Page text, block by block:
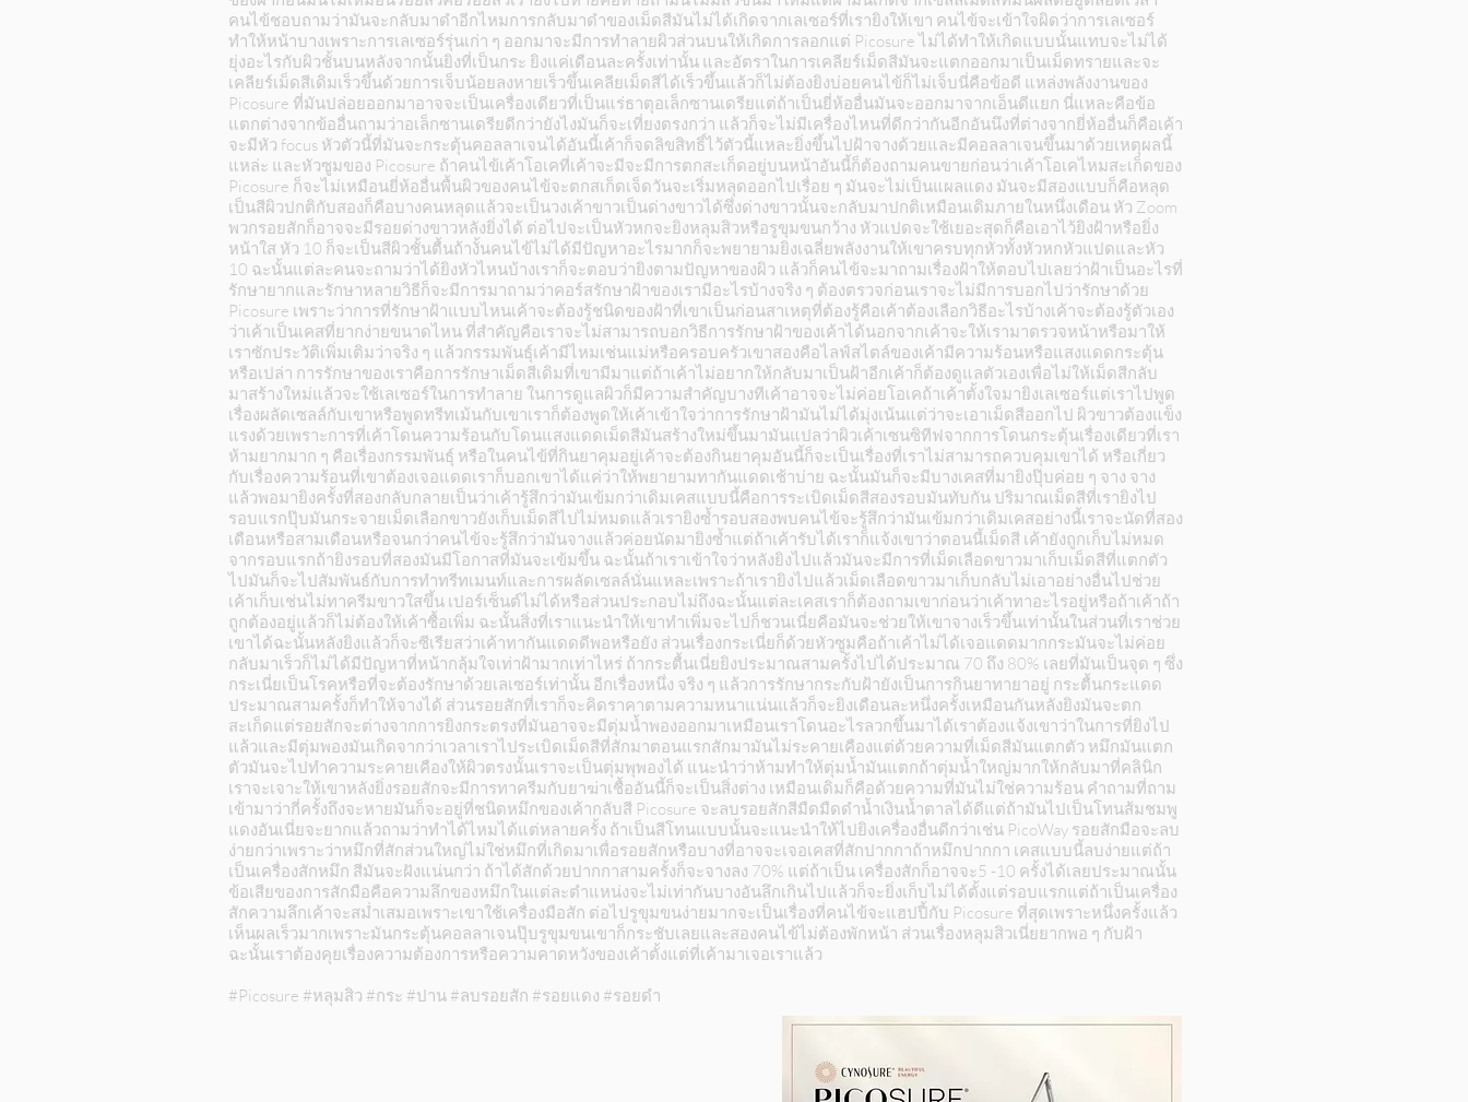
คนไข้ชอบถามว่ามันจะกลับมาดำอีกไหมการกลับมาดำของเม็ดสีมันไม่ได้เกิดจากเลเซอร์ที่เรายิงให้เขา คนไข้จะเข้าใจผิดว่าการเลเซอร์
ทำให้หน้าบางเพราะการเลเซอร์รุ่นเก่า ๆ ออกมาจะมีการทำลายผิวส่วนบนให้เกิดการลอกแต่ Picosure ไม่ได้ทำให้เกิดแบบนั้นแทบจะไม่ได้
ยุ่งอะไรกับผิวชั้นบนหลังจากนั้นยิงที่เป็นกระ ยิงแค่เดือนละครั้งเท่านั้น และอัตราในการเคลียร์เม็ดสีมันจะแตกออกมาเป็นเม็ดทรายและจะ
เคลียร์เม็ดสีเดิมเร็วขึ้นด้วยการเจ็บน้อยลงหายเร็วขึ้นเคลียเม็ดสีได้เร็วขึ้นแล้วก็ไม่ต้องยิงบ่อยคนไข้ก็ไม่เจ็บนี่คือข้อดี แหล่งพลังงานของ
Picosure ที่มันปล่อยออกมาอาจจะเป็นเครื่องเดียวที่เป็นแร่ธาตุอเล็กซานเดรียแต่ถ้าเป็นยี่ห้ออื่นมันจะออกมาจากเอ็นดีแยก นี่แหละคือข้อ
แตกต่างจากข้ออื่นถามว่าอเล็กซานเดรียดีกว่ายังไงมันก็จะเที่ยงตรงกว่า แล้วก็จะไม่มีเครื่องไหนที่ดีกว่ากันอีกอันนึงที่ต่างจากยี่ห้ออื่นก็คือเค้า
จะมีหัว focus หัวตัวนี้ที่มันจะกระตุ้นคอลลาเจนได้อันนี้เค้าก็จดลิขสิทธิ์ไว้ตัวนี้แหละยิ่งขึ้นไปฝ้าจางด้วยและมีคอลลาเจนขึ้นมาด้วยเหตุผลนี้
แหล่ะ และหัวซูมของ Picosure ถ้าคนไข้เค้าโอเคที่เค้าจะมีจะมีการตกสะเก็ดอยู่บนหน้าอันนี้ก็ต้องถามคนขายก่อนว่าเค้าโอเคไหมสะเก็ดของ
Picosure ก็จะไม่เหมือนยี่ห้ออื่นพื้นผิวของคนไข้จะตกสเก็ดเจ็ดวันจะเริ่มหลุดออกไปเรื่อย ๆ มันจะไม่เป็นแผลแดง มันจะมีสองแบบก็คือหลุด
เป็นสีผิวปกติกับสองก็คือบางคนหลุดแล้วจะเป็นวงเค้าขาวเป็นด่างขาวได้ซึ่งด่างขาวนั้นจะกลับมาปกติเหมือนเดิมภายในหนึ่งเดือน หัว Zoom
พวกรอยสักก็อาจจะมีรอยด่างขาวหลังยิ่งได้ ต่อไปจะเป็นหัวหกจะยิงหลุมสิวหรือรูขุมขนกว้าง หัวแปดจะใช้เยอะสุดก็คือเอาไว้ยิงฝ้าหรือยิ่ง
หน้าใส หัว 10 ก็จะเป็นสีผิวชั้นตื้นถ้างั้นคนไข้ไม่ได้มีปัญหาอะไรมากก็จะพยายามยิงเฉลี่ยพลังงานให้เขาครบทุกหัวทั้งหัวหกหัวแปดและหัว
10 ฉะนั้นแต่ละคนจะถามว่าได้ยิงหัวไหนบ้างเราก็จะตอบว่ายิงตามปัญหาของผิว แล้วก็คนไข้จะมาถามเรื่องฝ้าให้ตอบไปเลยว่าฝ้าเป็นอะไรที่
รักษายากและรักษาหลายวิธีก็จะมีการมาถามว่าคอร์สรักษาฝ้าของเรามีอะไรบ้างจริง ๆ ต้องตรวจก่อนเราจะไม่มีการบอกไปว่ารักษาด้วย
Picosure เพราะว่าการที่รักษาฝ้าแบบไหนเค้าจะต้องรู้ชนิดของฝ้าที่เขาเป็นก่อนสาเหตุที่ต้องรู้คือเค้าต้องเลือกวิธีอะไรบ้างเค้าจะต้องรู้ตัวเอง
ว่าเค้าเป็นเคสที่ยากง่ายขนาดไหน ที่สำคัญคือเราจะไม่สามารถบอกวิธีการรักษาฝ้าของเค้าได้นอกจากเค้าจะให้เรามาตรวจหน้าหรือมาให้
เราซักประวัติเพิ่มเติมว่าจริง ๆ แล้วกรรมพันธุ์เค้ามีไหมเช่นแม่หรือครอบครัวเขาสองคือไลฟ์สไตล์ของเค้ามีความร้อนหรือแสงแดดกระตุ้น
หรือเปล่า การรักษาของเราคือการรักษาเม็ดสีเดิมที่เขามีมาแต่ถ้าเค้าไม่อยากให้กลับมาเป็นฝ้าอีกเค้าก็ต้องดูแลตัวเองเพื่อไม่ให้เม็ดสีกลับ
มาสร้างใหม่แล้วจะใช้เลเซอร์ในการทำลาย ในการดูแลผิวก็มีความสำคัญบางทีเค้าอาจจะไม่ค่อยโอเคถ้าเค้าตั้งใจมายิงเลเซอร์แต่เราไปพูด
เรื่องผลัดเซลล์กับเขาหรือพูดทรีทเม้นกับเขาเราก็ต้องพูดให้เค้าเข้าใจว่าการรักษาฝ้ามันไม่ได้มุ่งเน้นแต่ว่าจะเอาเม็ดสีออกไป ผิวขาวต้องแข็ง
แรงด้วยเพราะการที่เค้าโดนความร้อนกับโดนแสงแดดเม็ดสีมันสร้างใหม่ขึ้นมามันแปลว่าผิวเค้าเซนซิทีฟจากการโดนกระตุ้นเรื่องเดียวที่เรา
ห้ามยากมาก ๆ คือเรื่องกรรมพันธุ์ หรือในคนไข้ที่กินยาคุมอยู่เค้าจะต้องกินยาคุมอันนี้ก็จะเป็นเรื่องที่เราไม่สามารถควบคุมเขาได้ หรือเกี่ยว
กับเรื่องความร้อนที่เขาต้องเจอแดดเราก็บอกเขาได้แค่ว่าให้พยายามทากันแดดเช้าบ่าย ฉะนั้นมันก็จะมีบางเคสที่มายิงปุ๊บค่อย ๆ จาง จาง
แล้วพอมายิงครั้งที่สองกลับกลายเป็นว่าเค้ารู้สึกว่ามันเข้มกว่าเดิมเคสแบบนี้คือการระเบิดเม็ดสีสองรอบมันทับกัน ปริมาณเม็ดสีที่เรายิงไป
รอบแรกปุ๊บมันกระจายเม็ดเลือกขาวยังเก็บเม็ดสีไปไม่หมดแล้วเรายิงซ้ำรอบสองพบคนไข้จะรู้สึกว่ามันเข้มกว่าเดิมเคสอย่างนี้เราจะนัดที่สอง
เดือนหรือสามเดือนหรือจนกว่าคนไข้จะรู้สึกว่ามันจางแล้วค่อยนัดมายิงซ้ำแต่ถ้าเค้ารับได้เราก็แจ้งเขาว่าตอนนี้เม็ดสี เค้ายังถูกเก็บไม่หมด
จากรอบแรกถ้ายิงรอบที่สองมันมีโอกาสที่มันจะเข้มขึ้น ฉะนั้นถ้าเราเข้าใจว่าหลังยิงไปแล้วมันจะมีการที่เม็ดเลือดขาวมาเก็บเม็ดสีที่แตกตัว
ไปมันก็จะไปสัมพันธ์กับการทำทรีทเมนท์และการผลัดเซลล์นั่นแหละเพราะถ้าเรายิงไปแล้วเม็ดเลือดขาวมาเก็บกลับไม่เอาอย่างอื่นไปช่วย
เค้าเก็บเช่นไม่ทาครีมขาวใสขึ้น เปอร์เซ็นต์ไม่ได้หรือส่วนประกอบไม่ถึงฉะนั้นแต่ละเคสเราก็ต้องถามเขาก่อนว่าเค้าทาอะไรอยู่หรือถ้าเค้าถ้า
ถูกต้องอยู่แล้วก็ไม่ต้องให้เค้าซื้อเพิ่ม ฉะนั้นสิ่งที่เราแนะนำให้เขาทำเพิ่มจะไปก็ชวนเนี่ยคือมันจะช่วยให้เขาจางเร็วขึ้นเท่านั้นในส่วนที่เราช่วย
เขาได้ฉะนั้นหลังยิงแล้วก็จะซีเรียสว่าเค้าทากันแดดดีพอหรือยัง ส่วนเรื่องกระเนี่ยก็ด้วยหัวซูมคือถ้าเค้าไม่ได้เจอแดดมากกระมันจะไม่ค่อย
กลับมาเร็วก็ไม่ได้มีปัญหาที่หน้ากลุ้มใจเท่าฝ้ามากเท่าไหร่ ถ้ากระตื้นเนี่ยยิงประมาณสามครั้งไปได้ประมาณ 70 ถึง 80% เลยที่มันเป็นจุด ๆ ซึ่ง
กระเนี่ยเป็นโรคหรือที่จะต้องรักษาด้วยเลเซอร์เท่านั้น อีกเรื่องหนึ่ง จริง ๆ แล้วการรักษากระกับฝ้ายังเป็นการกินยาทายาอยู่ กระตื้นกระแดด
ประมาณสามครั้งก็ทำให้จางได้ ส่วนรอยสักที่เราก็จะคิดราคาตามความหนาแน่นแล้วก็จะยิงเดือนละหนึ่งครั้งเหมือนกันหลังยิงมันจะตก
สะเก็ดแต่รอยสักจะต่างจากการยิงกระตรงที่มันอาจจะมีตุ่มน้ำพองออกมาเหมือนเราโดนอะไรลวกขึ้นมาได้เราต้องแจ้งเขาว่าในการที่ยิงไป
แล้วและมีตุ่มพองมันเกิดจากว่าเวลาเราไประเบิดเม็ดสีที่สักมาตอนแรกสักมามันไม่ระคายเคืองแต่ด้วยความที่เม็ดสีมันแตกตัว หมึกมันแตก
ตัวมันจะไปทำความระคายเคืองให้ผิวตรงนั้นเราจะเป็นตุ่มพุพองได้ แนะนำว่าห้ามทำให้ตุ่มน้ำมันแตกถ้าตุ่มน้ำใหญ่มากให้กลับมาที่คลินิก
เราจะเจาะให้เขาหลังยิ่งรอยสักจะมีการทาครีมกับยาฆ่าเชื้ออันนี้ก็จะเป็นสิ่งต่าง เหมือนเดิมก็คือด้วยความที่มันไม่ใช่ความร้อน คำถามที่ถาม
เข้ามาว่ากี่ครั้งถึงจะหายมันก็จะอยู่ที่ชนิดหมึกของเค้ากลับสี Picosure จะลบรอยสักสีมืดมืดดำน้ำเงินน้ำตาลได้ดีแต่ถ้ามันไปเป็นโทนส้มชมพู
แดงอันเนี่ยจะยากแล้วถามว่าทำได้ไหมได้แต่หลายครั้ง ถ้าเป็นสีโทนแบบนั้นจะแนะนำให้ไปยิงเครื่องอื่นดีกว่าเช่น PicoWay รอยสักมือจะลบ
ง่ายกว่าเพราะว่าหมึกที่สักส่วนใหญ่ไม่ใช่หมึกที่เกิดมาเพื่อรอยสักหรือบางที่อาจจะเจอเคสที่สักปากกาถ้าหมึกปากกา เคสแบบนี้ลบง่ายแต่ถ้า
เป็นเครื่องสักหมึก สีมันจะฝังแน่นกว่า ถ้าได้สักด้วยปากกาสามครั้งก็จะจางลง 70% แต่ถ้าเป็น เครื่องสักก็อาจจะ5 -10 ครั้งได้เลยประมาณนั้น
ข้อเสียของการสักมือคือความลึกของหมึกในแต่ละตำแหน่งจะไม่เท่ากันบางอันลึกเกินไปแล้วก็จะยิ่งเก็บไม่ได้ตั้งแต่รอบแรกแต่ถ้าเป็นเครื่อง
สักความลึกเค้าจะสม่ำเสมอเพราะเขาใช้เครื่องมือสัก ต่อไปรูขุมขนง่ายมากจะเป็นเรื่องที่คนไข้จะแฮปปี้กับ Picosure ที่สุดเพราะหนึ่งครั้งแล้ว
เห็นผลเร็วมากเพราะมันกระตุ้นคอลลาเจนปุ๊บรูขุมขนเขาก็กระชับเลยและสองคนไข้ไม่ต้องพักหน้า ส่วนเรื่องหลุมสิวเนี่ยยากพอ ๆ กับฝ้า
ฉะนั้นเราต้องคุยเรื่องความต้องการหรือความคาดหวังของเค้าตั้งแต่ที่เค้ามาเจอเราแล้ว
#Picosure #หลุมสิว #กระ #ปาน #ลบรอยสัก #รอยแดง #รอยดำ